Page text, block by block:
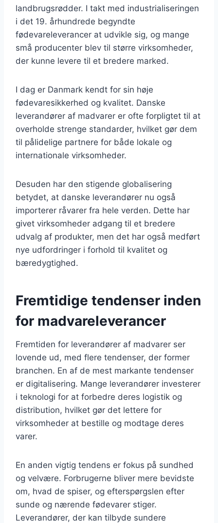
landbrugsrødder. I takt med industrialiseringen
i det 19. århundrede begyndte
fødevareleverancer at udvikle sig, og mange
små producenter blev til større virksomheder,
der kunne levere til et bredere marked.
I dag er Danmark kendt for sin høje
fødevaresikkerhed og kvalitet. Danske
leverandører af madvarer er ofte forpligtet til at
overholde strenge standarder, hvilket gør dem
til pålidelige partnere for både lokale og
internationale virksomheder.
Desuden har den stigende globalisering
betydet, at danske leverandører nu også
importerer råvarer fra hele verden. Dette har
givet virksomheder adgang til et bredere
udvalg af produkter, men det har også medført
nye udfordringer i forhold til kvalitet og
bæredygtighed.
Fremtidige tendenser inden
for madvareleverancer
Fremtiden for leverandører af madvarer ser
lovende ud, med flere tendenser, der former
branchen. En af de mest markante tendenser
er digitalisering. Mange leverandører investerer
i teknologi for at forbedre deres logistik og
distribution, hvilket gør det lettere for
virksomheder at bestille og modtage deres
varer.
En anden vigtig tendens er fokus på sundhed
og velvære. Forbrugerne bliver mere bevidste
om, hvad de spiser, og efterspørgslen efter
sunde og nærende fødevarer stiger.
Leverandører, der kan tilbyde sundere